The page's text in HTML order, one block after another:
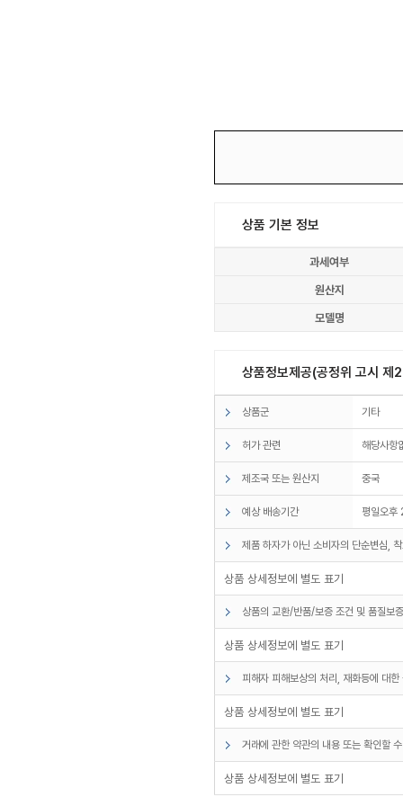
상품 기본 정보
과세여부
원산지
모델명
상품정보제공(공정위 고시
상품군 기타
허가 관련 해당사항
제조국 또는 원산지 중국
예상 배송기간 평일오후
제품 하자가 아닌 소비자의 단순변심,
상품 상세정보에 별도 표기
상품의 교환/반품/보증 조건 및 품질보
상품 상세정보에 별도 표기
피해자 피해보상의 처리, 재화등에 대
상품 상세정보에 별도 표기
거래에 관한 약관의 내용 또는 확인할
상품 상세정보에 별도 표기